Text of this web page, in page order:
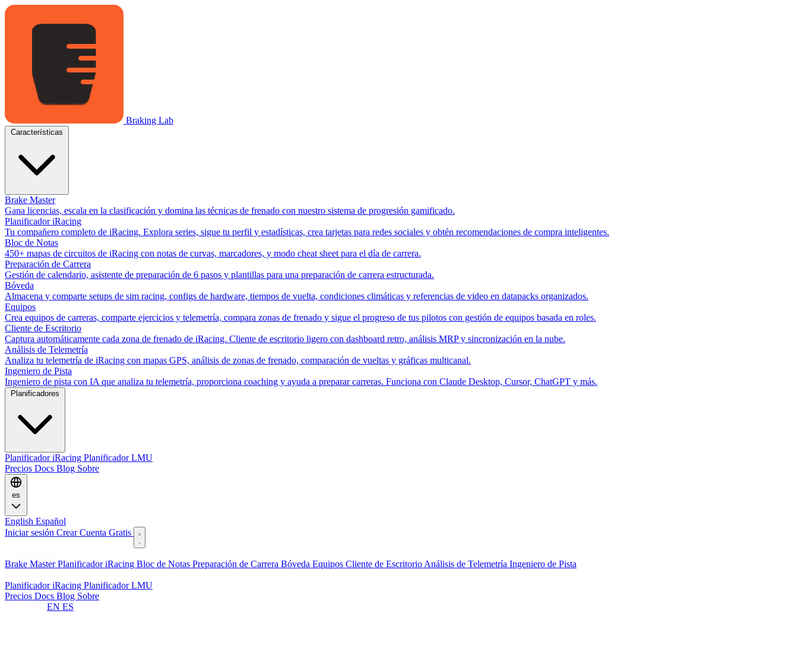
Braking Lab
Brake Master
Gana licencias, escala en la clasificación y domina las técnicas de frenado con nuestro sistema de progresión gamificado.
Planificador iRacing
Tu compañero completo de iRacing. Explora series, sigue tu perfil y estadísticas, crea tarjetas para redes sociales y obtén recomendaciones de compra inteligentes.
Bloc de Notas
450+ mapas de circuitos de iRacing con notas de curvas, marcadores, y modo cheat sheet para el día de carrera.
Preparación de Carrera
Gestión de calendario, asistente de preparación de 6 pasos y plantillas para una preparación de carrera estructurada.
Bóveda
Almacena y comparte setups de sim racing, configs de hardware, tiempos de vuelta, condiciones climáticas y referencias de video en datapacks organizados.
Equipos
Crea equipos de carreras, comparte ejercicios y telemetría, compara zonas de frenado y sigue el progreso de tus pilotos con gestión de equipos basada en roles.
Cliente de Escritorio
Captura automáticamente cada zona de frenado de iRacing. Cliente de escritorio ligero con dashboard retro, análisis MRP y sincronización en la nube.
Análisis de Telemetría
Analiza tu telemetría de iRacing con mapas GPS, análisis de zonas de frenado, comparación de vueltas y gráficas multicanal.
Ingeniero de Pista
Ingeniero de pista con IA que analiza tu telemetría, proporciona coaching y ayuda a preparar carreras. Funciona con Claude Desktop, Cursor, ChatGPT y más.
Planificador iRacing Planificador LMU
Precios Docs Blog Sobre
es
English Español
Iniciar sesión Crear Cuenta Gratis
Brake MasterPlanificador iRacing Bloc de Notas Preparación de Carrera Bóveda Equipos Cliente de Escritorio Análisis de Telemetría Ingeniero de Pista
Planificador iRacing Planificador LMU
Precios Docs Blog Sobre
EN ES